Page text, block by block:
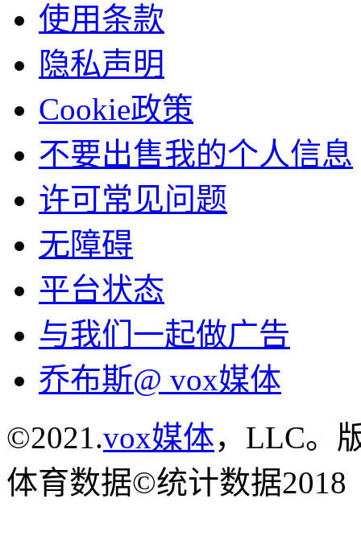
使用条款
隐私声明
Cookie政策
不要出售我的个人信息
许可常见问题
无障碍
平台状态
与我们一起做广告
乔布斯@ vox媒体
©2021.vox媒体，LLC。
体育数据©统计数据2018